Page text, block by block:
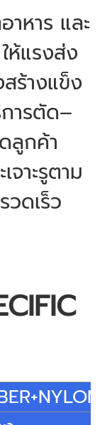
าหาร และ
ห้แรงส่ง
ร้างแข็ง
ารตัด–
ลูกค้า
จาะรูตาม
ดเร็ว